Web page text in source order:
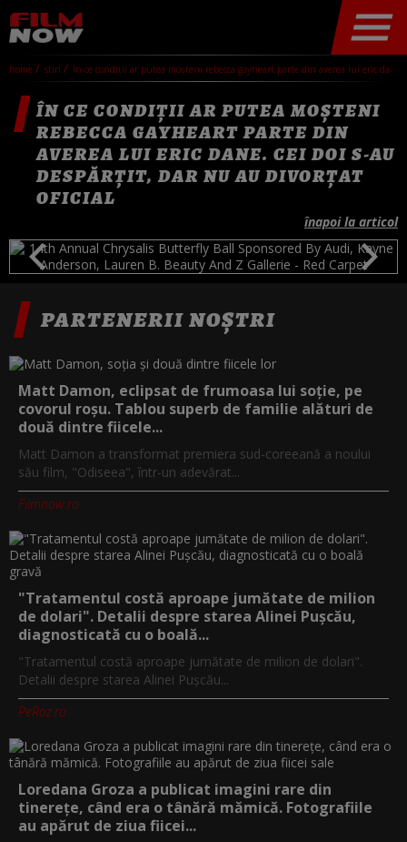
home stiri în ce condiții ar putea moșteni rebecca gayheart parte din averea lui eric dane. cei doi s-au despărțit, dar nu au divorțat oficial
ÎN CE CONDIȚII AR PUTEA MOȘTENI
REBECCA GAYHEART PARTE DIN
AVEREA LUI ERIC DANE. CEI DOI S-AU
DESPĂRȚIT, DAR NU AU DIVORȚAT
OFICIAL
înapoi la articol
PARTENERII NOȘTRI
Matt Damon, eclipsat de frumoasa lui soție, pe
covorul roșu. Tablou superb de familie alături de
două dintre fiicele...
Matt Damon a transformat premiera sud-coreeană a noului
său film, "Odiseea", într-un adevărat...
Filmnow.ro
"Tratamentul costă aproape jumătate de milion
de dolari". Detalii despre starea Alinei Pușcău,
diagnosticată cu o boală...
"Tratamentul costă aproape jumătate de milion de dolari".
Detalii despre starea Alinei Pușcău...
PeRoz.ro
Loredana Groza a publicat imagini rare din
tinerețe, când era o tânără mămică. Fotografiile
au apărut de ziua fiicei...